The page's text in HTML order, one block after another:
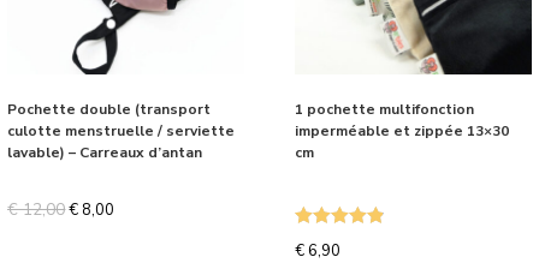
Pochette double (transport
culotte menstruelle / serviette
lavable) – Carreaux d’antan
€12,00€ 8,00
1 pochette multifonction
imperméable et zippée 13×30
cm
€6,90